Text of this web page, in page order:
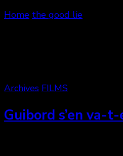
Home the good lie
Archives FILMS
Guibord s’en va-